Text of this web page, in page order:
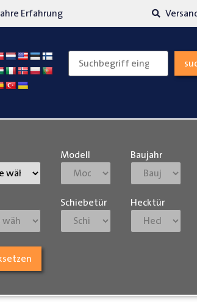
Erfahrung
Modell Baujahr
Schiebetür Hecktür